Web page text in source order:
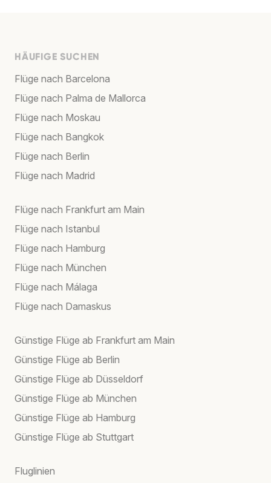
HÄUFIGE SUCHEN
Flüge nach Barcelona
Flüge nach Palma de Mallorca
Flüge nach Moskau
Flüge nach Bangkok
Flüge nach Berlin
Flüge nach Madrid
Flüge nach Frankfurt am Main
Flüge nach Istanbul
Flüge nach Hamburg
Flüge nach München
Flüge nach Málaga
Flüge nach Damaskus
Günstige Flüge ab Frankfurt am Main
Günstige Flüge ab Berlin
Günstige Flüge ab Düsseldorf
Günstige Flüge ab München
Günstige Flüge ab Hamburg
Günstige Flüge ab Stuttgart
Fluglinien